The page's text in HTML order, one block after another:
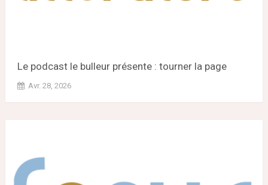
Le podcast le bulleur présente : tourner la page
Avr. 28, 2026